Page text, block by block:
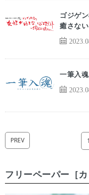
ゴジゲ
癒さな
一筆入
PREV 1
フリーペーパー［カ